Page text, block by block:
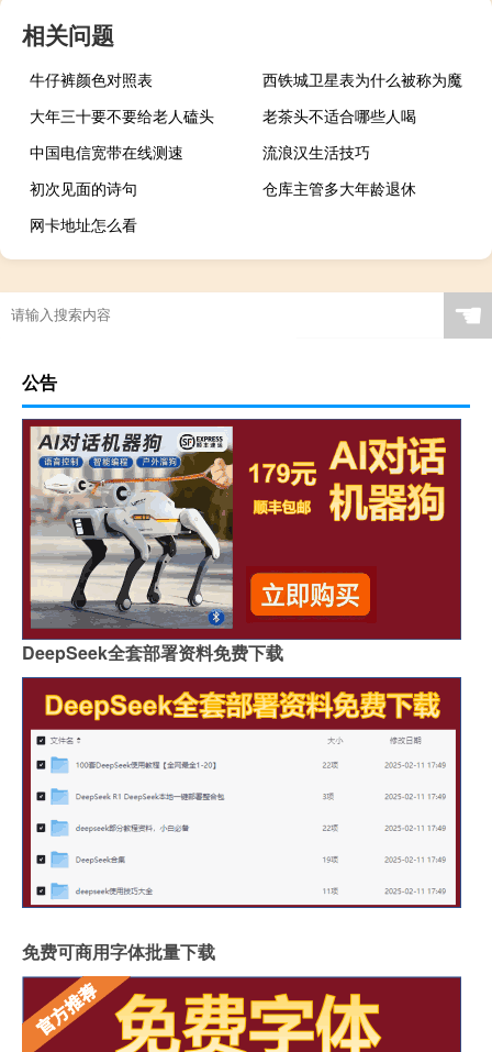
相关问题
牛仔裤颜色对照表
西铁城卫星表为什么被称为魔
大年三十要不要给老人磕头
老茶头不适合哪些人喝
中国电信宽带在线测速
流浪汉生活技巧
初次见面的诗句
仓库主管多大年龄退休
网卡地址怎么看
☚
公告
DeepSeek全套部署资料免费下载
免费可商用字体批量下载